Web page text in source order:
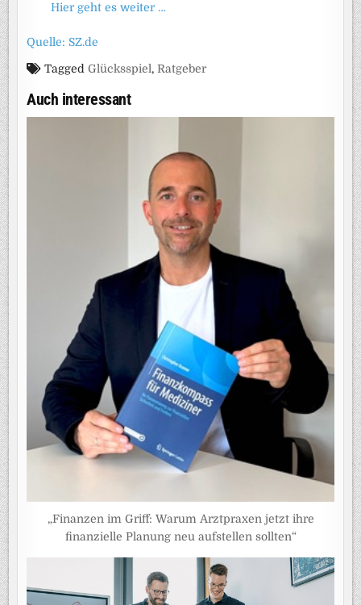
Hier geht es weiter …
Quelle: SZ.de
TaggedGlücksspiel,Ratgeber
Auch interessant
„Finanzen im Griff: Warum Arztpraxen jetzt ihre
finanzielle Planung neu aufstellen sollten“